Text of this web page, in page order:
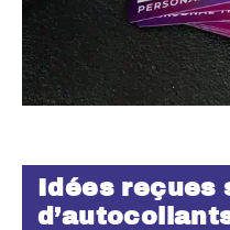
Idées reçues